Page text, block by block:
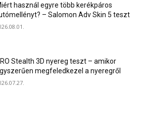
használ egyre több kerékpáros
– Salomon Adv Skin 5 teszt
Stealth 3D nyereg teszt – amikor
megfeledkezel a nyeregről